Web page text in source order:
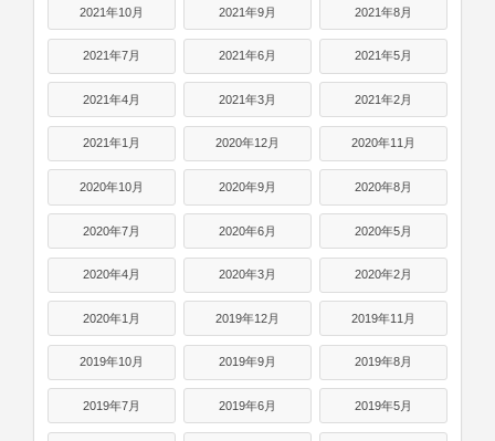
2021年10月 2021年9月 2021年8月
2021年7月 2021年6月 2021年5月
2021年4月 2021年3月 2021年2月
2021年1月 2020年12月 2020年11月
2020年10月 2020年9月 2020年8月
2020年7月 2020年6月 2020年5月
2020年4月 2020年3月 2020年2月
2020年1月 2019年12月 2019年11月
2019年10月 2019年9月 2019年8月
2019年7月 2019年6月 2019年5月